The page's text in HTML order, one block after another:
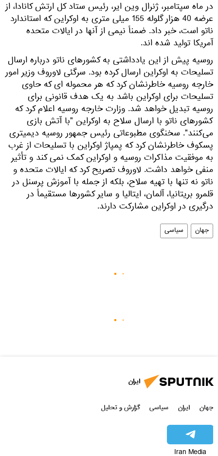
در ماه سپتامبر، ژنرال وین ایر، رئیس ستاد کل ارتش کانادا، از
عرضه 40 هزار گلوله 155 میلی متری به اوکراین که استاندارد
ناتو است، خبر داد. ضمناً نیمی از آنها در ایالات متحده
آمریکا تولید شده اند.
روسیه پیش از این یادداشتی به کشورهای ناتو درباره ارسال
تسلیحات به اوکراین ارسال کرده بود. سرگئی لاوروف وزیر امور
خارجه روسیه خاطرنشان کرد که هر محموله ای که حاوی
تسلیحات برای اوکراین باشد به یک هدف قانونی برای
روسیه تبدیل خواهد شد. وزارت خارجه روسیه اعلام کرد که
کشورهای ناتو با ارسال سلاح به اوکراین "با آتش بازی
می‌کنند". سخنگوی مطبوعاتی رئیس جمهور روسیه دیمیتری
پسکوف خاطرنشان کرد که پمپاژ اوکراین با تسلیحات از غرب
به موفقیت مذاکرات روسیه و اوکراین کمک نمی کند و تأثیر
منفی خواهد داشت. لاوروف تصریح کرد که ایالات متحده و
ناتو نه تنها با تهیه سلاح، بلکه از جمله با آموزش پرسنل در
قلمرو بریتانیا، آلمان، ایتالیا و سایر کشورها مستقیماً در
درگیری در اوکراین مشارکت دارند.
جهان سیاسی
ایران
جهان ایران سیاسی گزارش و تحلیل
Iran Media